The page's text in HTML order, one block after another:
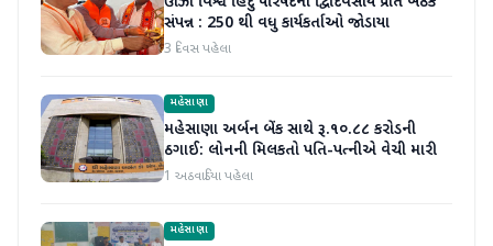
સંપન્ન : 250 થી વધુ કાર્યકર્તાઓ જોડાયા
3 દિવસ પહેલા
મહેસાણા
મહેસાણા અર્બન બેંક સાથે રૂ.૧૦.૮૮ કરોડની
ઠગાઈ: લોનની મિલકતો પતિ-પત્નીએ વેચી મારી
1 અઠવાડિયા પહેલા
મહેસાણા